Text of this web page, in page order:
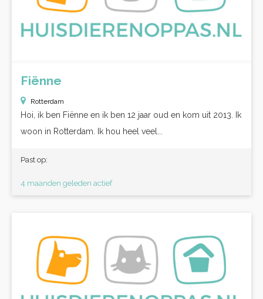
Fiënne
Rotterdam
Hoi, ik ben Fiënne en ik ben 12 jaar oud en kom uit 2013. Ik
woon in Rotterdam. Ik hou heel veel...
Past op:
4 maanden geleden actief